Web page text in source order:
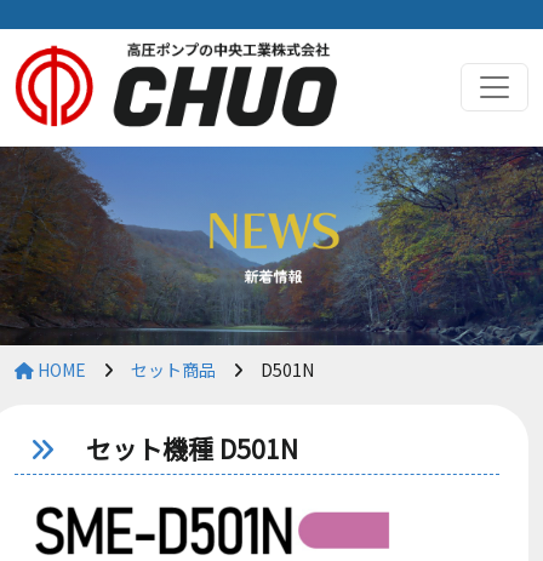
HOME セット商品 D501N
セット機種 D501N